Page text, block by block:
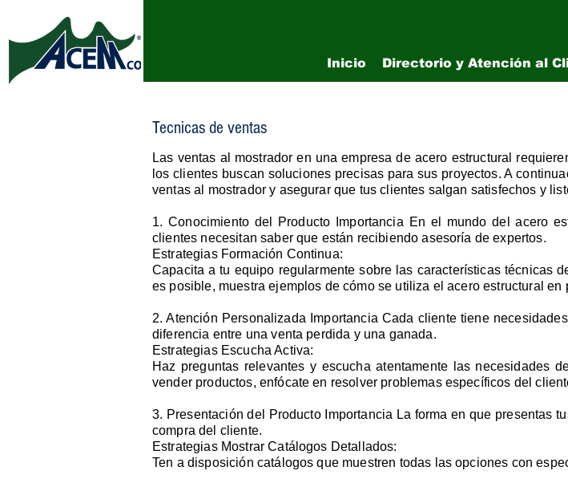
Inicio Directorio y Atención al
Tecnicas de ventas
Las ventas al mostrador en una empresa de acero estructural
los clientes buscan soluciones precisas para sus proyectos. A
ventas al mostrador y asegurar que tus clientes salgan satisfechos y
1. Conocimiento del Producto Importancia En el mundo del acero
clientes necesitan saber que están recibiendo asesoría de expertos.
Estrategias Formación Continua:
Capacita a tu equipo regularmente sobre las características técnicas
es posible, muestra ejemplos de cómo se utiliza el acero estructural en
2. Atención Personalizada Importancia Cada cliente tiene
diferencia entre una venta perdida y una ganada.
Estrategias Escucha Activa:
Haz preguntas relevantes y escucha atentamente las necesidades
vender productos, enfócate en resolver problemas específicos del
3. Presentación del Producto Importancia La forma en que presentas
compra del cliente.
Estrategias Mostrar Catálogos Detallados:
Ten a disposición catálogos que muestren todas las opciones con